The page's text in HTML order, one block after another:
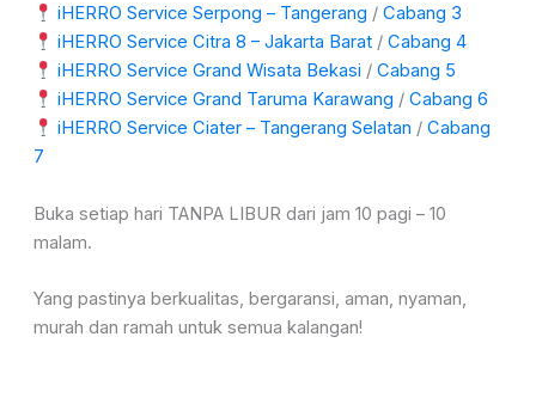
iHERRO Service Serpong – Tangerang /Cabang 3
iHERRO Service Citra 8 – Jakarta Barat /Cabang 4
iHERRO Service Grand Wisata Bekasi /Cabang 5
iHERRO Service Grand Taruma Karawang /Cabang 6
iHERRO Service Ciater – Tangerang Selatan /Cabang
7
Buka setiap hari TANPA LIBUR dari jam 10 pagi – 10
malam.
Yang pastinya berkualitas, bergaransi, aman, nyaman,
murah dan ramah untuk semua kalangan!